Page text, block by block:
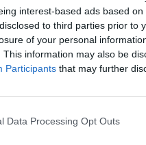
interest-based ads based
to third parties prior to
of your personal
This information may also be
Participants that may further
Data Processing Opt Outs